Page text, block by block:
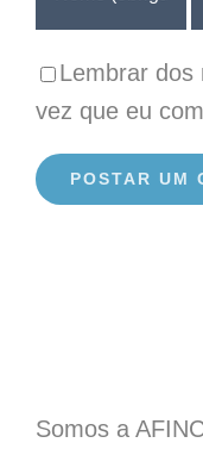
Lembrar dos
vez que eu
Somos a